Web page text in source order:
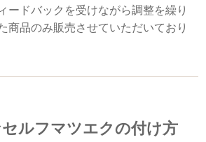
ードバックを受けながら調整を繰り
商品のみ販売させていただいており
ルフマツエクの付け方